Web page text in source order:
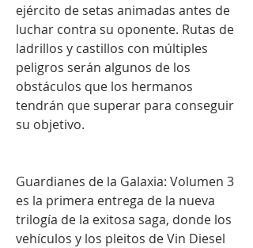
ejército de setas animadas antes de
luchar contra su oponente. Rutas de
ladrillos y castillos con múltiples
peligros serán algunos de los
obstáculos que los hermanos
tendrán que superar para conseguir
su objetivo.
Guardianes de la Galaxia: Volumen 3
es la primera entrega de la nueva
trilogía de la exitosa saga, donde los
vehículos y los pleitos de Vin Diesel